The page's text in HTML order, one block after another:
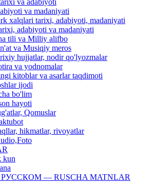
va madaniyati
xalqlari tarixi, adabiyoti, madaniyati
adabiyoti va madaniyati
tili va Milliy alifbo
va Musiqiy meros
hujjatlar, nodir qo'lyozmalar
va yodnomalar
kitoblar va asarlar taqdimoti
ijodi
bo'lim
hayoti
Qomuslar
hikmatlar, rivoyatlar
kun
— RUSCHA MATNLAR